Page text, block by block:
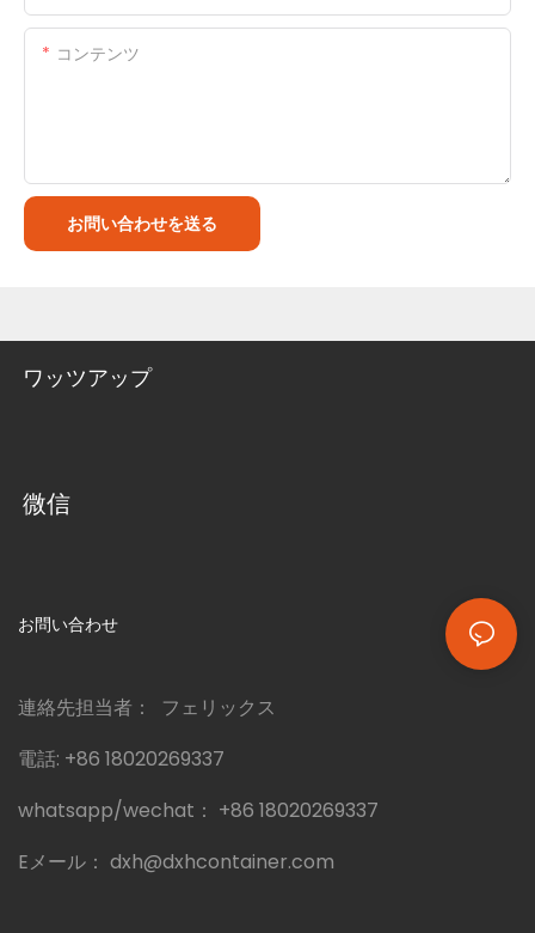
コンテンツ
お問い合わせを送る
ワッツアップ
微信
お問い合わせ
連絡先担当者： フェリックス
電話: +86 18020269337
whatsapp/wechat： +86 18020269337
Eメール： dxh@dxhcontainer.com